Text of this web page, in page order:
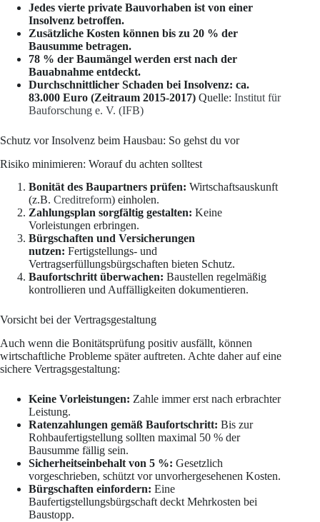
Jedes vierte private Bauvorhaben ist von einer
Insolvenz betroffen.
Zusätzliche Kosten können bis zu 20 % der
Bausumme betragen.
78 % der Baumängel werden erst nach der
Bauabnahme entdeckt.
Durchschnittlicher Schaden bei Insolvenz: ca.
83.000 Euro (Zeitraum 2015-2017) Quelle: Institut für
Bauforschung e. V. (IFB)
Schutz vor Insolvenz beim Hausbau: So gehst du vor
Risiko minimieren: Worauf du achten solltest
Bonität des Baupartners prüfen: Wirtschaftsauskunft
(z.B. Creditreform) einholen.
Zahlungsplan sorgfältig gestalten: Keine
Vorleistungen erbringen.
Bürgschaften und Versicherungen
nutzen: Fertigstellungs- und
Vertragserfüllungsbürgschaften bieten Schutz.
Baufortschritt überwachen: Baustellen regelmäßig
kontrollieren und Auffälligkeiten dokumentieren.
Vorsicht bei der Vertragsgestaltung
Auch wenn die Bonitätsprüfung positiv ausfällt, können
wirtschaftliche Probleme später auftreten. Achte daher auf eine
sichere Vertragsgestaltung:
Keine Vorleistungen: Zahle immer erst nach erbrachter
Leistung.
Ratenzahlungen gemäß Baufortschritt: Bis zur
Rohbaufertigstellung sollten maximal 50 % der
Bausumme fällig sein.
Sicherheitseinbehalt von 5 %: Gesetzlich
vorgeschrieben, schützt vor unvorhergesehenen Kosten.
Bürgschaften einfordern: Eine
Baufertigstellungsbürgschaft deckt Mehrkosten bei
Baustopp.